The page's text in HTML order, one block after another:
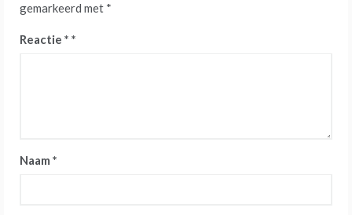
gemarkeerd met *
Reactie *
Naam *